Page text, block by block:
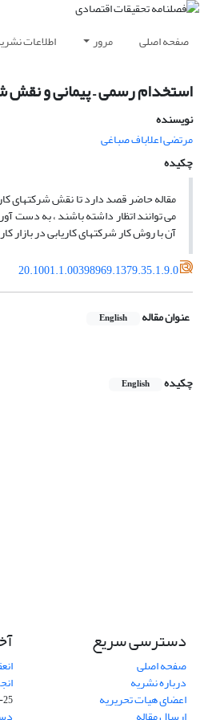
صفحه اصلی مرور اطلاعات
استخدام رسمی – پیمانی و نقش
نویسنده
مرتضی اعلاباف صباغی
چکیده
مقاله حاضر قصد دارد تا نقش شرکتهای
می توانند اتظار داشته باشند ، به دست
آن با روش کار شرکتهای کاریابی در بازار
20.1001.1.00398969.1379.35.1.9.0
عنوان مقاله English
چکیده English
دسترسی سریع
صفحه اصلی
درباره نشریه
اعضای هیات تحریریه